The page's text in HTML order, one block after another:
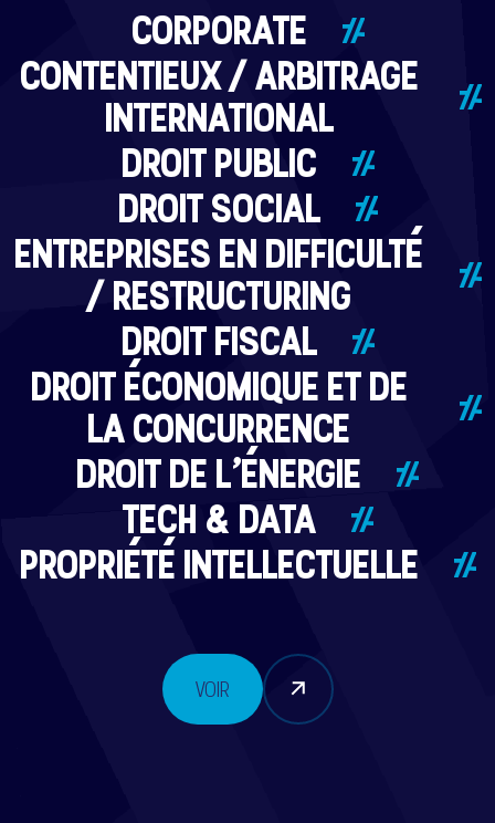
CORPORATE
CONTENTIEUX / ARBITRAGE
INTERNATIONAL
DROIT PUBLIC
DROIT SOCIAL
ENTREPRISES EN DIFFICULTÉ
/ RESTRUCTURING
DROIT FISCAL
DROIT ÉCONOMIQUE ET DE
LA CONCURRENCE
DROIT DE L’ÉNERGIE
TECH & DATA
PROPRIÉTÉ INTELLECTUELLE
VOIR